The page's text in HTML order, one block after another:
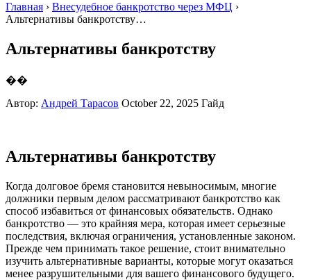
Главная › Внесудебное банкротство через МФЦ ›
Альтернативы банкротству…
Альтернативы банкротству
��
Автор: Андрей Тарасов October 22, 2025 Гайд
Альтернативы банкротству
Когда долговое бремя становится невыносимым, многие
должники первым делом рассматривают банкротство как
способ избавиться от финансовых обязательств. Однако
банкротство — это крайняя мера, которая имеет серьезные
последствия, включая ограничения, установленные законом.
Прежде чем принимать такое решение, стоит внимательно
изучить альтернативные варианты, которые могут оказаться
менее разрушительными для вашего финансового будущего.